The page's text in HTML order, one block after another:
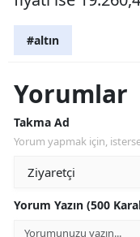
#altın
Yorumlar
Takma Ad
Yorum yapmak için,
Yorum Yazın (500